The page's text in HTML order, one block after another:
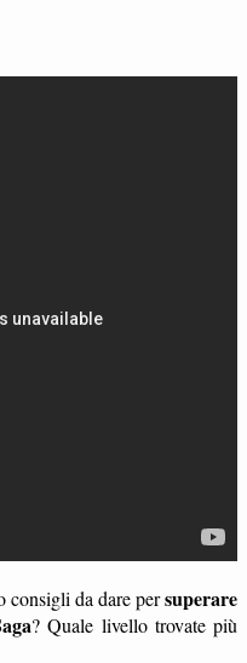
consigli da dare persuperare
? Quale livello trovate più